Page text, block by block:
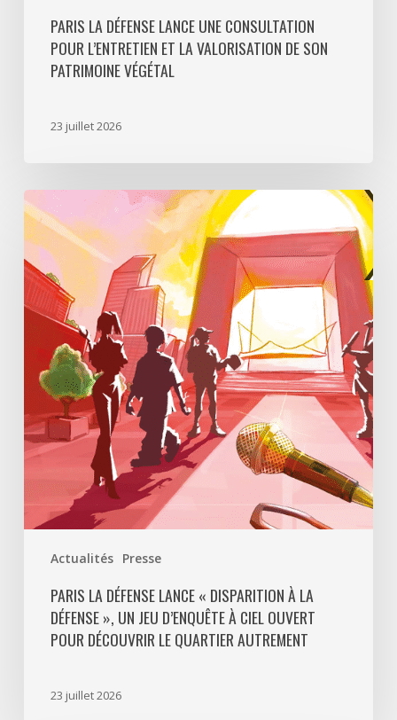
PARIS LA DÉFENSE LANCE UNE CONSULTATION
POUR L’ENTRETIEN ET LA VALORISATION DE SON
PATRIMOINE VÉGÉTAL
23 juillet 2026
Actualités Presse
Paris
La
Défense
lance
«
Disparition
Défense
un
jeu
d’enquête
à
ciel
découvrir
quartier
PARIS LA DÉFENSE LANCE « DISPARITION À LA
DÉFENSE », UN JEU D’ENQUÊTE À CIEL OUVERT
POUR DÉCOUVRIR LE QUARTIER AUTREMENT
23 juillet 2026